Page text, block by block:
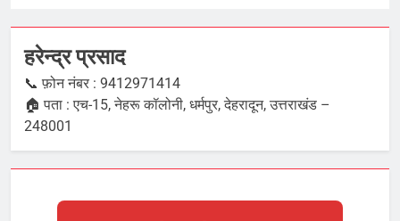
हरेन्द्र प्रसाद
📞 फ़ोन नंबर : 9412971414
🏠 पता : एच-15, नेहरू कॉलोनी, धर्मपुर, देहरादून, उत्तराखंड –
248001